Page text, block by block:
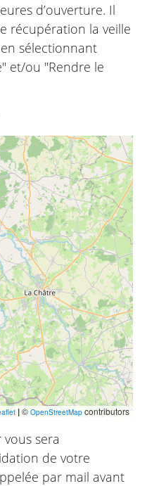
d’ouverture. Il
récupération la veille
sélectionnant
et/ou "Rendre le
|© OpenStreetMap contributors
sera
de votre
par mail avant